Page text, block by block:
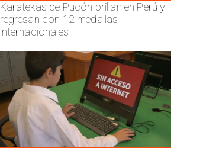
Karatekas de Pucón brillan en Perú y
regresan con 12 medallas
internacionales